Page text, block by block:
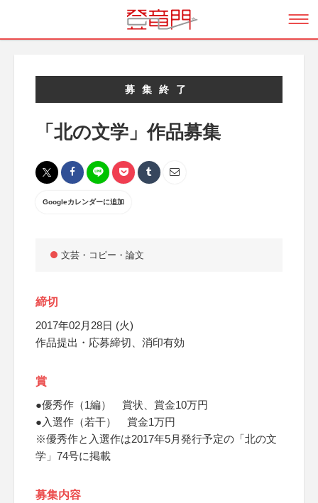
募集終了
「北の文学」作品募集
Googleカレンダーに追加
文芸・コピー・論文
締切
2017年02月28日 (火)
作品提出・応募締切、消印有効
賞
●優秀作（1編） 賞状、賞金10万円
●入選作（若干） 賞金1万円
※優秀作と入選作は2017年5月発行予定の「北の文
学」74号に掲載
募集内容